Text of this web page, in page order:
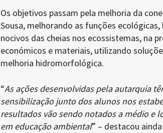
Os objetivos passam pela melhoria da
Sousa, melhorando as funções
nocivos das cheias nos ecossistemas, na
económicos e materiais, utilizando
melhoria hidromorfológica.
“As ações desenvolvidas pela autarquia
sensibilização junto dos alunos nos
resultados vão sendo notados a médio e
em educação ambiental” – destacou